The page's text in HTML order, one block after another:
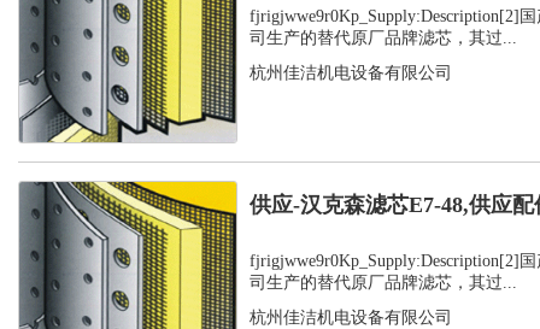
fjrigjwwe9r0Kp_Supply:Description[2]
司生产的替代原厂品牌滤芯，其过...
杭州佳洁机电设备有限公司
供应-汉克森滤芯E7-48,供应配
fjrigjwwe9r0Kp_Supply:Description[2]
司生产的替代原厂品牌滤芯，其过...
杭州佳洁机电设备有限公司